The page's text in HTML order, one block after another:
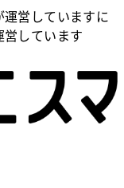
営しています に
しています